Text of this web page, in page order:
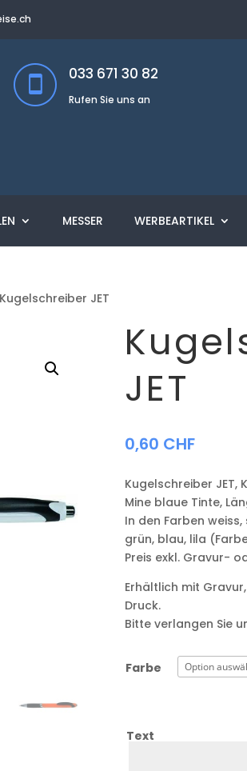
033 671 30 82
Rufen Sie uns an
MESSER WERBEARTIKEL
JET
JET
0,60 CHF
Kugelschreiber
Mine blaue Tinte,
In den Farben
grün, blau, lila
Preis exkl. Gravur-
Erhältlich mit
Druck.
Bitte verlangen Sie
Farbe
Text